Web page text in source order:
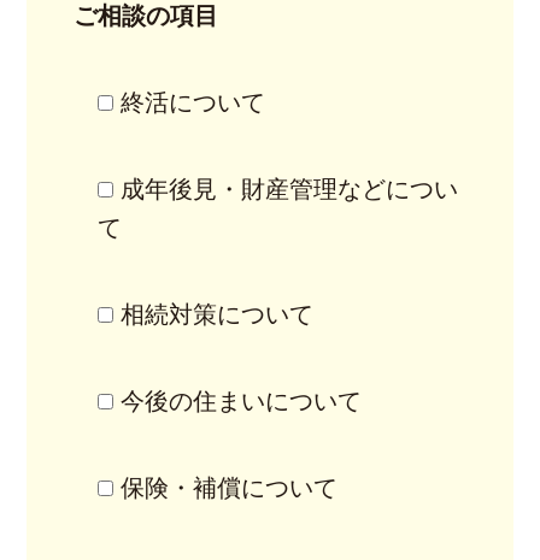
ご相談の項目
終活について
成年後見・財産管理などについ
て
相続対策について
今後の住まいについて
保険・補償について